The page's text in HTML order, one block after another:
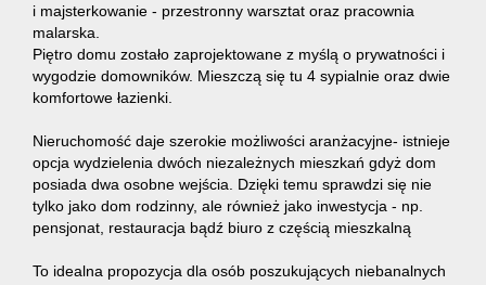
i majsterkowanie - przestronny warsztat oraz pracownia
malarska.
Piętro domu zostało zaprojektowane z myślą o prywatności i
wygodzie domowników. Mieszczą się tu 4 sypialnie oraz dwie
komfortowe łazienki.
Nieruchomość daje szerokie możliwości aranżacyjne- istnieje
opcja wydzielenia dwóch niezależnych mieszkań gdyż dom
posiada dwa osobne wejścia. Dzięki temu sprawdzi się nie
tylko jako dom rodzinny, ale również jako inwestycja - np.
pensjonat, restauracja bądź biuro z częścią mieszkalną
To idealna propozycja dla osób poszukujących niebanalnych